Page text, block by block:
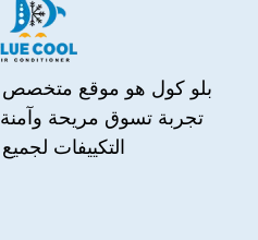
بلو كول هو موقع متخصص
تجربة تسوق مريحة
التكييفات لجميع